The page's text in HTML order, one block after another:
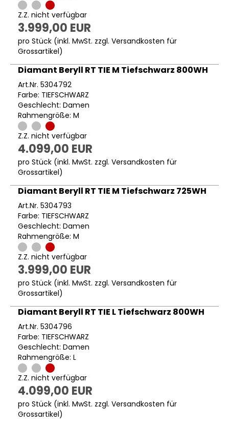
Z.Z. nicht verfügbar
3.999,00 EUR
pro Stück (inkl. MwSt. zzgl. Versandkosten für
Grossartikel)
Diamant Beryll RT TIE M Tiefschwarz 800WH
Art.Nr. 5304792
Farbe: TIEFSCHWARZ
Geschlecht: Damen
Rahmengröße: M
Z.Z. nicht verfügbar
4.099,00 EUR
pro Stück (inkl. MwSt. zzgl. Versandkosten für
Grossartikel)
Diamant Beryll RT TIE M Tiefschwarz 725WH
Art.Nr. 5304793
Farbe: TIEFSCHWARZ
Geschlecht: Damen
Rahmengröße: M
Z.Z. nicht verfügbar
3.999,00 EUR
pro Stück (inkl. MwSt. zzgl. Versandkosten für
Grossartikel)
Diamant Beryll RT TIE L Tiefschwarz 800WH
Art.Nr. 5304796
Farbe: TIEFSCHWARZ
Geschlecht: Damen
Rahmengröße: L
Z.Z. nicht verfügbar
4.099,00 EUR
pro Stück (inkl. MwSt. zzgl. Versandkosten für
Grossartikel)